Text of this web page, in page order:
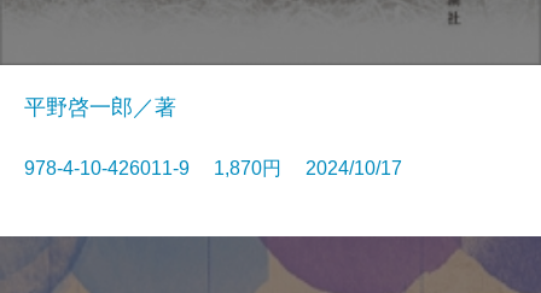
平野啓一郎／著
978-4-10-426011-9 1,870円 2024/10/17